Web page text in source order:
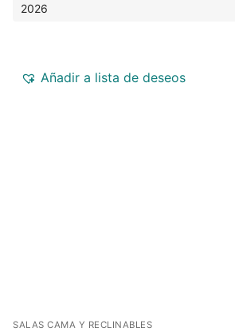
2026
Añadir a lista de deseos
SALAS CAMA Y RECLINABLES